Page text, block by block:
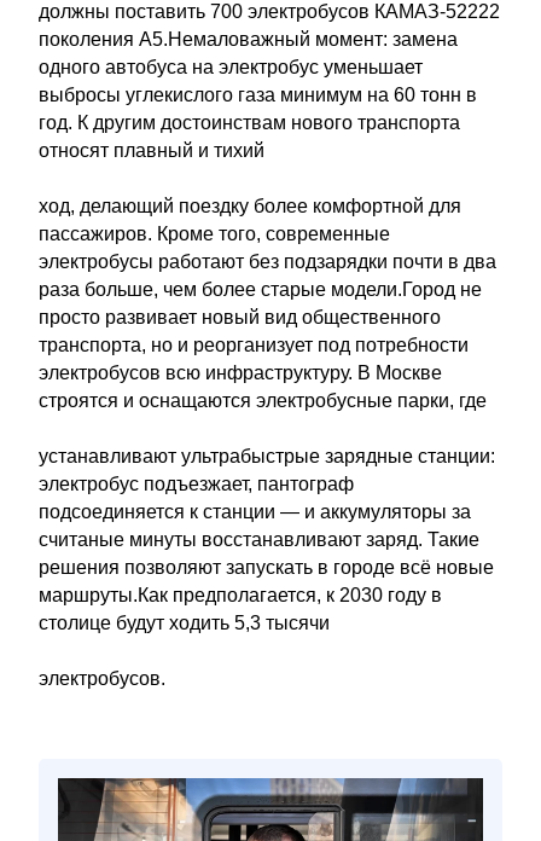
должны поставить 700 электробусов КАМАЗ-52222
поколения А5.Немаловажный момент: замена
одного автобуса на электробус уменьшает
выбросы углекислого газа минимум на 60 тонн в
год. К другим достоинствам нового транспорта
относят плавный и тихий
ход, делающий поездку более комфортной для
пассажиров. Кроме того, современные
электробусы работают без подзарядки почти в два
раза больше, чем более старые модели.Город не
просто развивает новый вид общественного
транспорта, но и реорганизует под потребности
электробусов всю инфраструктуру. В Москве
строятся и оснащаются электробусные парки, где
устанавливают ультрабыстрые зарядные станции:
электробус подъезжает, пантограф
подсоединяется к станции — и аккумуляторы за
считаные минуты восстанавливают заряд. Такие
решения позволяют запускать в городе всё новые
маршруты.Как предполагается, к 2030 году в
столице будут ходить 5,3 тысячи
электробусов.